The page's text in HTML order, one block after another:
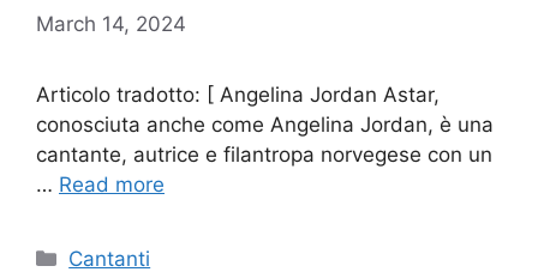
March 14, 2024
Articolo tradotto: [ Angelina Jordan Astar,
conosciuta anche come Angelina Jordan, è una
cantante, autrice e filantropa norvegese con un
… Read more
Categories
Cantanti